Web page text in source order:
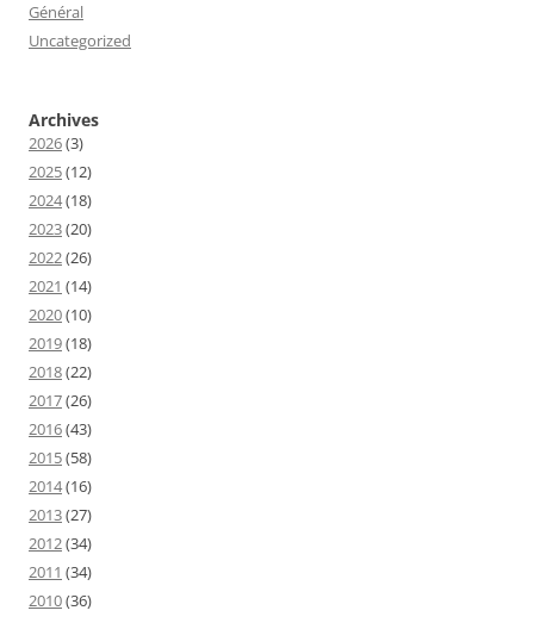
Général
Uncategorized
Archives
2026(3)
2025(12)
2024(18)
2023(20)
2022(26)
2021 (14)
2020(10)
2019(18)
2018(22)
2017(26)
2016(43)
2015(58)
2014(16)
2013(27)
2012(34)
2011 (34)
2010(36)